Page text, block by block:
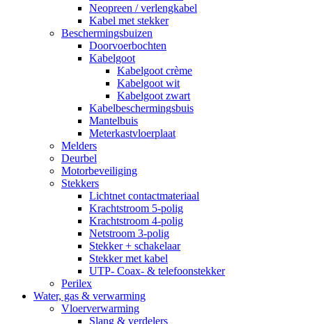
Neopreen / verlengkabel
Kabel met stekker
Beschermingsbuizen
Doorvoerbochten
Kabelgoot
Kabelgoot crème
Kabelgoot wit
Kabelgoot zwart
Kabelbeschermingsbuis
Mantelbuis
Meterkastvloerplaat
Melders
Deurbel
Motorbeveiliging
Stekkers
Lichtnet contactmateriaal
Krachtstroom 5-polig
Krachtstroom 4-polig
Netstroom 3-polig
Stekker + schakelaar
Stekker met kabel
UTP- Coax- & telefoonstekker
Perilex
Water, gas & verwarming
Vloerverwarming
Slang & verdelers